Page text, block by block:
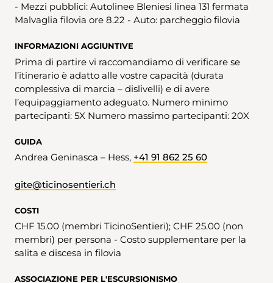
- Mezzi pubblici: Autolinee Bleniesi linea 131 fermata
Malvaglia filovia ore 8.22 - Auto: parcheggio filovia
INFORMAZIONI AGGIUNTIVE
Prima di partire vi raccomandiamo di verificare se
l’itinerario è adatto alle vostre capacità (durata
complessiva di marcia – dislivelli) e di avere
l’equipaggiamento adeguato. Numero minimo
partecipanti: 5X Numero massimo partecipanti: 20X
GUIDA
Andrea Geninasca – Hess, +41 91 862 25 60
gite@ticinosentieri.ch
COSTI
CHF 15.00 (membri TicinoSentieri); CHF 25.00 (non
membri) per persona - Costo supplementare per la
salita e discesa in filovia
ASSOCIAZIONE PER L'ESCURSIONISMO